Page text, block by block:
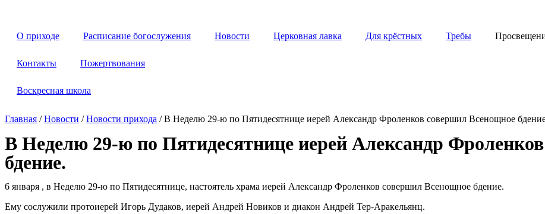
содержимому
О приходе Расписание богослужения Новости Церковная лавка Для крёстных Требы
Контакты Пожертвования
Воскресная школа
Главная /Новости /Новости прихода /В Неделю 29-ю по Пятидесятнице иерей Александр Фроленков совершил Всенощное
В Неделю 29-ю по Пятидесятнице иерей Александр
бдение.
6 января , в Неделю 29-ю по Пятидесятнице, настоятель храма иерей Александр Фроленков совершил Всенощное бдение.
Ему сослужили протоиерей Игорь Дудаков, иерей Андрей Новиков и диакон Андрей Тер-Аракельянц.